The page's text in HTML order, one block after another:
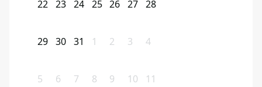
22 23 24 25 26 27 28
29 30 31 1 2 3 4
5 6 7 8 9 10 11